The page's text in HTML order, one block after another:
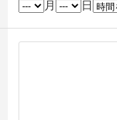
月
日